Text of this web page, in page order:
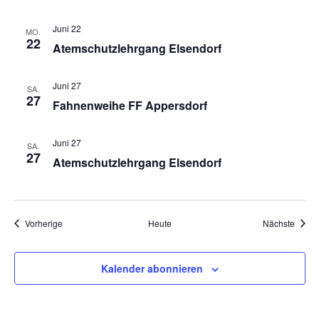
MO.
22 Atemschutzlehrgang Elsendorf
Juni 22
SA.
27 Fahnenweihe FF Appersdorf
Juni 27
SA.
27 Atemschutzlehrgang Elsendorf
Juni 27
VorherigeVeranstaltungen Heute Nächste
Kalender abonnieren